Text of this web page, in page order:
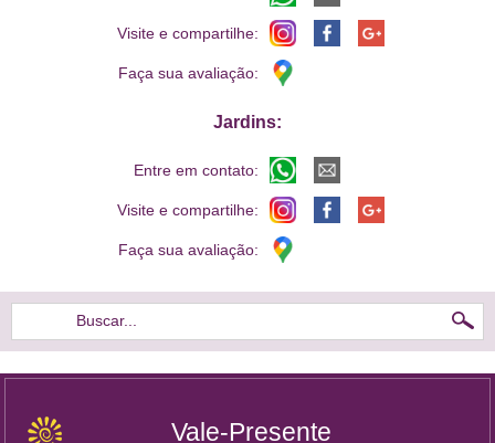
Visite e compartilhe:
Faça sua avaliação:
Jardins:
Entre em contato:
Visite e compartilhe:
Faça sua avaliação:
Buscar...
Vale-Presente